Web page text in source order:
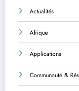
Actualités
Afrique
Applications
Communauté &